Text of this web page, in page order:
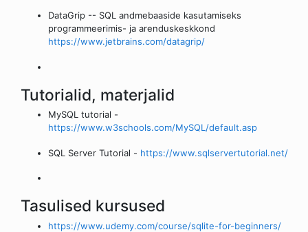
DataGrip -- SQL andmebaaside kasutamiseks
programmeerimis- ja arenduskeskkond
https://www.jetbrains.com/datagrip/
Tutorialid, materjalid
MySQL tutorial -
https://www.w3schools.com/MySQL/default.asp
SQL Server Tutorial - https://www.sqlservertutorial.net/
Tasulised kursused
https://www.udemy.com/course/sqlite-for-beginners/